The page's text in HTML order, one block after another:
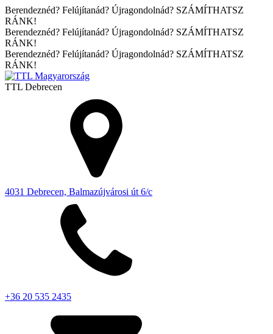
Berendeznéd? Felújítanád? Újragondolnád? SZÁMÍTHATSZ
RÁNK!
Berendeznéd? Felújítanád? Újragondolnád? SZÁMÍTHATSZ
RÁNK!
Berendeznéd? Felújítanád? Újragondolnád? SZÁMÍTHATSZ
RÁNK!
TTL Debrecen
4031 Debrecen, Balmazújvárosi út 6/c
+36 20 535 2435